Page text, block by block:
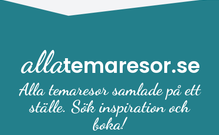
allatemaresor.se
Alla temaresor samlade på ett
ställe. Sök inspiration och
boka!